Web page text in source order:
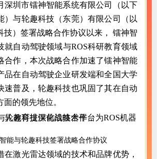
深圳市镭神智能系统有限公司（以下
）与轮趣科技（东莞）有限公司（以
技）签署战略合作协议以来， 镭神智
就自动驾驶领域与ROS科研教育领域
合作，本次战略合作加速了镭神智能
品在自动驾驶企业研发端和全国大学
速普及，轮趣科技也巩固了其在自动
的领先地位。
能与轮趣科技签署战略合作协议
在激光雷达领域的技术和品牌优势，